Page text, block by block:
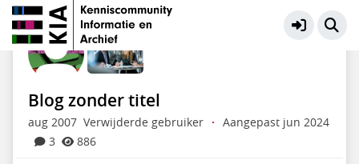
KIA Community Meer
Blog zonder titel
aug 2007 Verwijderde gebruiker ·
Aangepast jun 2024
3
886